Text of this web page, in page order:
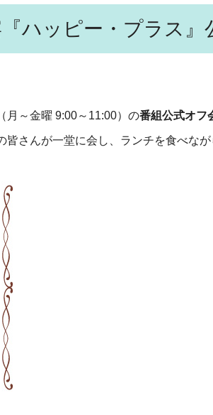
ハッピー・プラス』
月～金曜 9:00～11:00）の番組公式オフ
さんが一堂に会し、ランチを食べな